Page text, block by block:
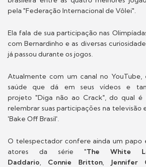
pela "Federação Internacional de Vôlei".
Ela fala de sua participação nas
com Bernardinho e as diversas
já passou durante os jogos.
Atualmente com um canal no YouTube,
saúde que dá em seus vídeos e
projeto "Diga não ao Crack", do qual é
relembrar suas participações na televisão
'Bake Off Brasil'.
O telespectador confere ainda um papo
atores da série "The White
Daddario, Connie Britton, Jennifer